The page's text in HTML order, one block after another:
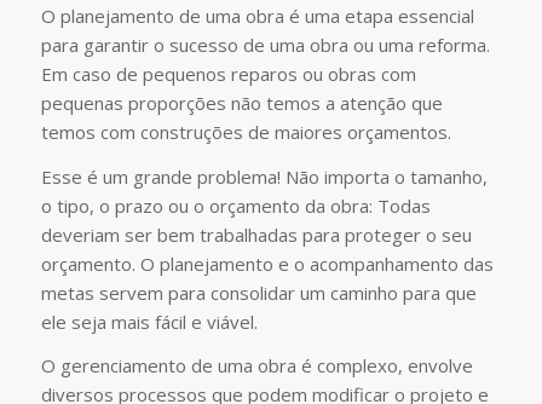
O planejamento de uma obra é uma etapa essencial
para garantir o sucesso de uma obra ou uma reforma.
Em caso de pequenos reparos ou obras com
pequenas proporções não temos a atenção que
temos com construções de maiores orçamentos.
Esse é um grande problema! Não importa o tamanho,
o tipo, o prazo ou o orçamento da obra: Todas
deveriam ser bem trabalhadas para proteger o seu
orçamento. O planejamento e o acompanhamento das
metas servem para consolidar um caminho para que
ele seja mais fácil e viável.
O gerenciamento de uma obra é complexo, envolve
diversos processos que podem modificar o projeto e